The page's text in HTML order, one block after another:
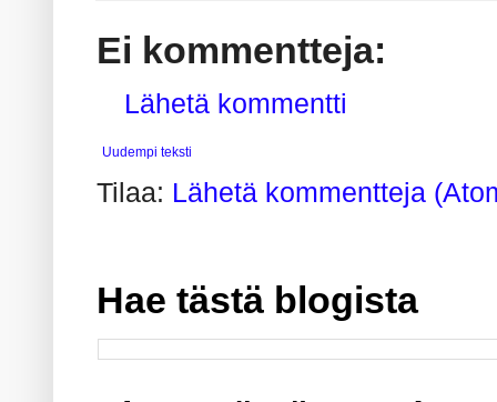
Ei kommentteja:
Lähetä kommentti
Uudempi teksti
Tilaa: Lähetä kommentteja
Hae tästä blogista